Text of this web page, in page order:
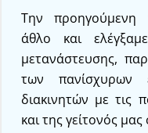
Την προηγούμενη
άθλο και
μετανάστευσης,
των πανίσχυρων
διακινητών με τις
και της γείτονός